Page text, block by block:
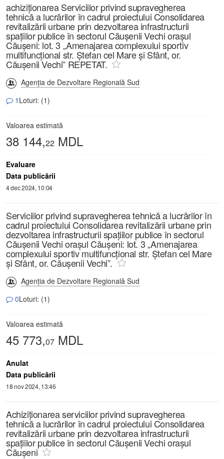
achiziționarea Serviciilor privind supravegherea
tehnică a lucrărilor în cadrul proiectului Consolidarea
revitalizării urbane prin dezvoltarea infrastructurii
spațiilor publice în sectorul Căușenii Vechi orașul
Căușeni: lot. 3 „Amenajarea complexului sportiv
multifuncțional str. Ștefan cel Mare și Sfânt, or.
Căușenii Vechi” REPETAT.
Agenția de Dezvoltare Regională Sud
1 Loturi: (1)
Valoarea estimată
38 144,22 MDL
Evaluare
Data publicării
4 dec 2024, 10:04
Serviciilor privind supravegherea tehnică a lucrărilor în
cadrul proiectului Consolidarea revitalizării urbane prin
dezvoltarea infrastructurii spațiilor publice în sectorul
Căușenii Vechi orașul Căușeni: lot. 3 „Amenajarea
complexului sportiv multifuncțional str. Ștefan cel Mare
și Sfânt, or. Căușenii Vechi”.
Agenția de Dezvoltare Regională Sud
0Loturi: (1)
Valoarea estimată
45 773,07 MDL
Anulat
Data publicării
18 nov 2024, 13:46
Achiziționarea serviciilor privind supravegherea
tehnică a lucrărilor în cadrul proiectului Consolidarea
revitalizării urbane prin dezvoltarea infrastructurii
spațiilor publice în sectorul Căușenii Vechi orașul
Căușeni